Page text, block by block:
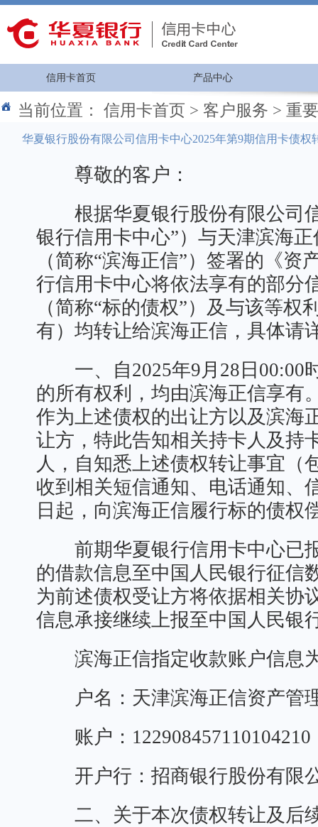
信用卡首页 产品中心
当前位置： 信用卡首页 > 客户服务 > 重
华夏银行股份有限公司信用卡中心2025年第9期信用卡债权
尊敬的客户：
根据华夏银行股份有限公司
银行信用卡中心”）与天津滨海
（简称“滨海正信”）签署的《资
行信用卡中心将依法享有的部分
（简称“标的债权”）及与该等权
有）均转让给滨海正信，具体请
一、自2025年9月28日00:00
的所有权利，均由滨海正信享有
作为上述债权的出让方以及滨海
让方，特此告知相关持卡人及持
人，自知悉上述债权转让事宜（
收到相关短信通知、电话通知、
日起，向滨海正信履行标的债权
前期华夏银行信用卡中心已
的借款信息至中国人民银行征信
为前述债权受让方将依据相关协
信息承接继续上报至中国人民银
滨海正信指定收款账户信息
户名：天津滨海正信资产管
账户：122908457110104210
开户行：招商银行股份有限
二、关于本次债权转让及后